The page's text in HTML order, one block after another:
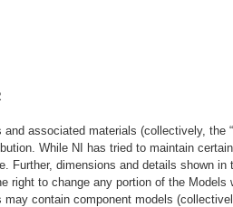
and associated materials (collectively, the
While NI has tried to maintain
Further, dimensions and details shown
right to change any portion of the Models
may contain component models